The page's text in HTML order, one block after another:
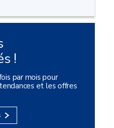
!
par mois pour
et les offres